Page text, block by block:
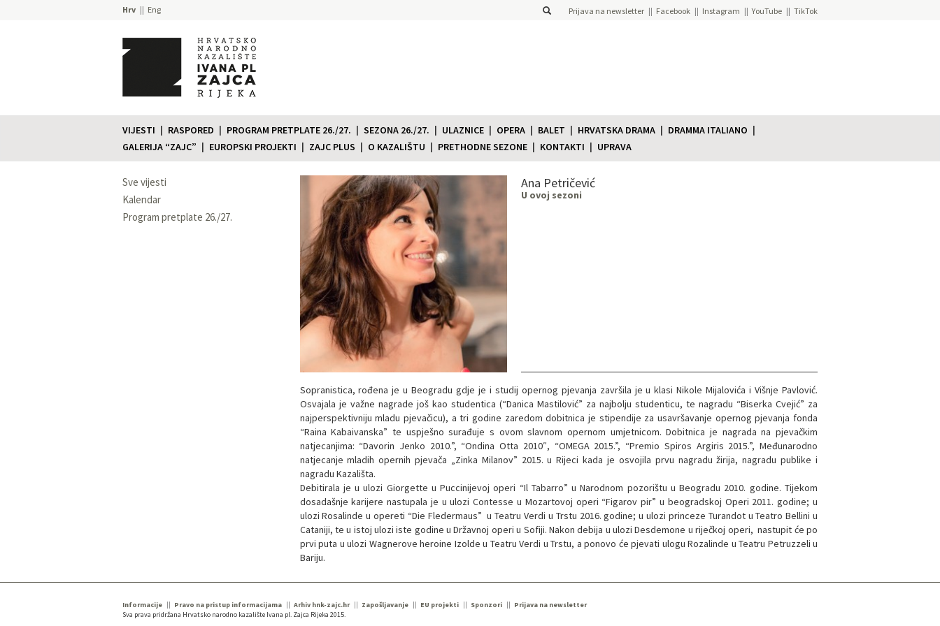
Hrv Eng Prijava na newsletter Facebook Instagram YouTube TikTok
VIJESTI RASPORED PROGRAM PRETPLATE 26./27. SEZONA 26./27. ULAZNICE OPERA BALET HRVATSKA DRAMA
DRAMMA ITALIANO
GALERIJA “ZAJC”
EUROPSKI PROJEKTI ZAJC PLUS O KAZALIŠTU PRETHODNE SEZONE KONTAKTI UPRAVA
Sve vijesti
Kalendar
Program pretplate 26./27.
Ana Petričević
U ovoj sezoni
Sopranistica, rođena je u Beogradu gdje je i studij opernog pjevanja završila je u klasi Nikole Mijalovića i Višnje Pavlović.
Osvajala je važne nagrade još kao studentica (“Danica Mastilović” za najbolju studenticu, te nagradu “Biserka Cvejić” za
najperspektivniju mladu pjevačicu), a tri godine zaredom dobitnica je stipendije za usavršavanje opernog pjevanja fonda
“Raina Kabaivanska” te uspješno surađuje s ovom slavnom opernom umjetnicom. Dobitnica je nagrada na pjevačkim
natjecanjima: “Davorin Jenko 2010.”, “Ondina Otta 2010″, “OMEGA 2015.”, “Premio Spiros Argiris 2015.”, Međunarodno
natjecanje mladih opernih pjevača „Zinka Milanov” 2015. u Rijeci kada je osvojila prvu nagradu žirija, nagradu publike i
nagradu Kazališta.
Debitirala je u ulozi Giorgette u Puccinijevoj operi “Il Tabarro” u Narodnom pozorištu u Beogradu 2010. godine. Tijekom
dosadašnje karijere nastupala je u ulozi Contesse u Mozartovoj operi “Figarov pir” u beogradskoj Operi 2011. godine; u
ulozi Rosalinde u opereti “Die Fledermaus” u Teatru Verdi u Trstu 2016. godine; u ulozi princeze Turandot u Teatro Bellini u
Cataniji, te u istoj ulozi iste godine u Državnoj operi u Sofiji. Nakon debija u ulozi Desdemone u riječkoj operi, nastupit će po
prvi puta u ulozi Wagnerove heroine Izolde u Teatru Verdi u Trstu, a ponovo će pjevati ulogu Rozalinde u Teatru Petruzzeli u
Bariju.
Informacije Pravo na pristup informacijama Arhiv hnk-zajc.hr Zapošljavanje EU projekti Sponzori
Prijava na newsletter
Sva prava pridržana Hrvatsko narodno kazalište Ivana pl. Zajca Rijeka 2015.